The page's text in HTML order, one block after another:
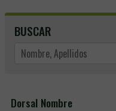
BUSCAR
Dorsal Nombre